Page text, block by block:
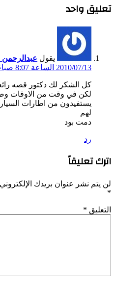
تعليق واحد
يقول عبدالرحمن
2010/07/13 الساعة 8:07 صباحًا
كل الشكر لك دكتور قصه
لكن في وقت من الاوقات
يستفيدون من اطارات
لهم
دمت بود
رد
اترك تعليقاً
لن يتم نشر عنوان بريدك
*
التعليق *